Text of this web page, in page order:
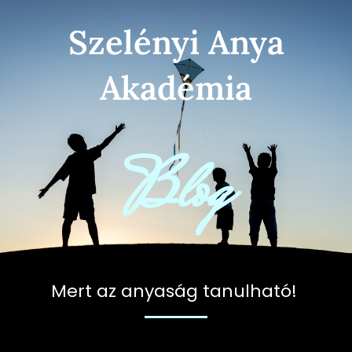
Szelényi Anya
Akadémia
Blog
Mert az anyaság tanulható!